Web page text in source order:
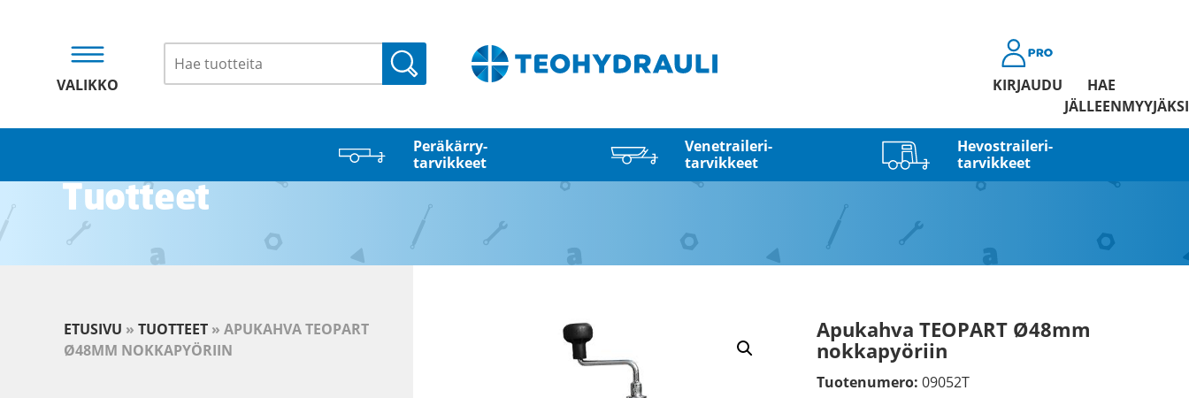
VALIKKO
Haku
KIRJAUDU
HAE
JÄLLEENMYYJÄKSI
Peräkärry­
tarvikkeet
Venetraileri­
tarvikkeet
Hevostraileri­
tarvikkeet
Tuotteet
Apukahva TEOPART Ø48mm
nokkapyöriin
Tuotenumero: 09052T
ETUSIVU » TUOTTEET » APUKAHVA TEOPART
Ø48MM NOKKAPYÖRIIN